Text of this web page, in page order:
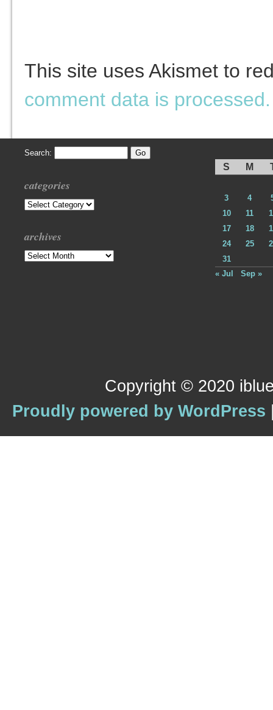
This site uses Akismet to
comment data is processed.
Search:
categories
Categories
archives
Archives
S M
3 4
10
11
17
18
24
25
31
« Jul
Sep »
Copyright © 2020
Proudly powered by WordPress